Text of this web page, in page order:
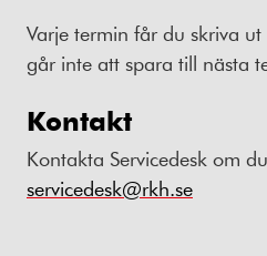
Varje termin får du skriva
går inte att spara till nästa
Kontakt
Kontakta Servicedesk om
servicedesk@rkh.se